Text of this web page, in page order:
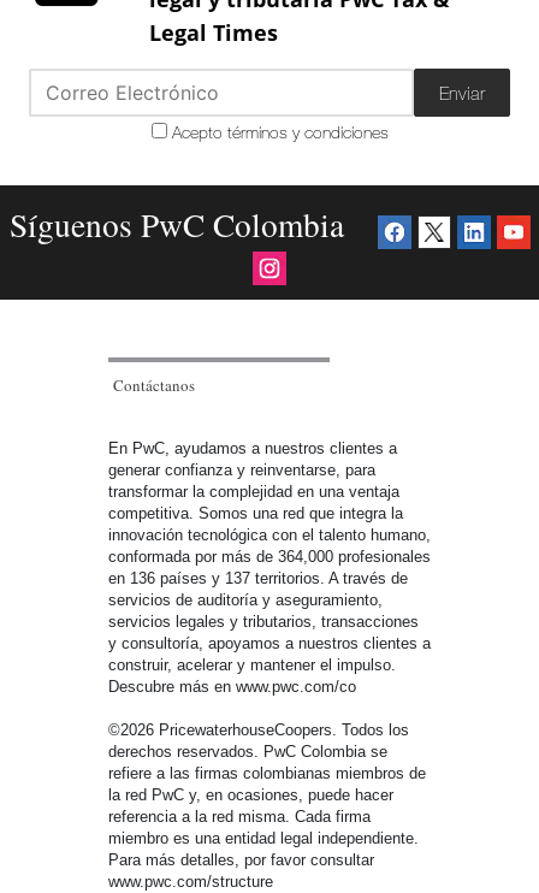
Legal Times
Enviar
Acepto términos y condiciones
Síguenos PwC Colombia
Contáctanos
En PwC, ayudamos a nuestros clientes a
generar confianza y reinventarse, para
transformar la complejidad en una ventaja
competitiva. Somos una red que integra la
innovación tecnológica con el talento humano,
conformada por más de 364,000 profesionales
en 136 países y 137 territorios. A través de
servicios de auditoría y aseguramiento,
servicios legales y tributarios, transacciones
y consultoría, apoyamos a nuestros clientes a
construir, acelerar y mantener el impulso.
Descubre más en www.pwc.com/co
©2026 PricewaterhouseCoopers. Todos los
derechos reservados. PwC Colombia se
refiere a las firmas colombianas miembros de
la red PwC y, en ocasiones, puede hacer
referencia a la red misma. Cada firma
miembro es una entidad legal independiente.
Para más detalles, por favor consultar
www.pwc.com/structure